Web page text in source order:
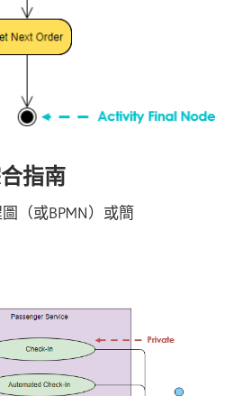
指南
（或BPMN）或簡